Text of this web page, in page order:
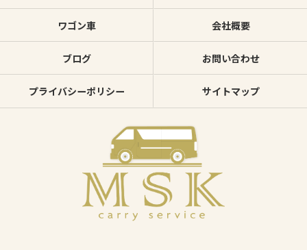
ワゴン車 会社概要
ブログ お問い合わせ
プライバシーポリシー サイトマップ